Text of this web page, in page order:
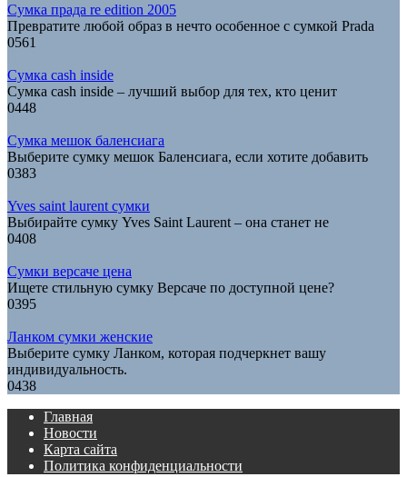
Сумка прада re edition 2005
Превратите любой образ в нечто особенное с сумкой Prada
0561
Сумка cash inside
Сумка cash inside – лучший выбор для тех, кто ценит
0448
Сумка мешок баленсиага
Выберите сумку мешок Баленсиага, если хотите добавить
0383
Yves saint laurent сумки
Выбирайте сумку Yves Saint Laurent – она станет не
0408
Сумки версаче цена
Ищете стильную сумку Версаче по доступной цене?
0395
Ланком сумки женские
Выберите сумку Ланком, которая подчеркнет вашу
индивидуальность.
0438
Главная
Новости
Карта сайта
Политика конфиденциальности